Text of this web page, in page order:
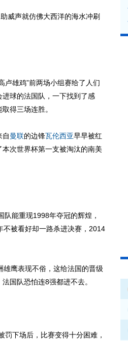
威声就仿佛大西洋的海水冲刷
雄鸡”前两场小组赛给了人们
进球的法国队，一下找到了感
得三场连胜。
曼联的边锋瓦伦西亚早早被红
次世界杯第一支被淘汰的南美
能重现1998年夺冠的辉煌，
被看好却一路杀进决赛，2014
雄鹰表现不俗，这给法国的晋级
国队恐怕连8强都进不去。
下场后，比赛变得十分困难，